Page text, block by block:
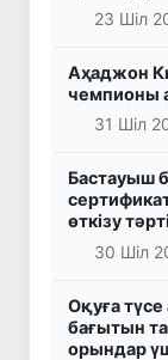
23 Шіл
Аҳаджон
чемпионы
31 Шіл
Бастауыш
өткізу
30 Шіл
Оқуға түсе
бағытын
орындар